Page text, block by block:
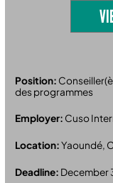
Position:
des programmes
Employer: Cuso
Location:Yaoundé,
Deadline: December